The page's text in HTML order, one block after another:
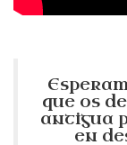
que os
antigua
en